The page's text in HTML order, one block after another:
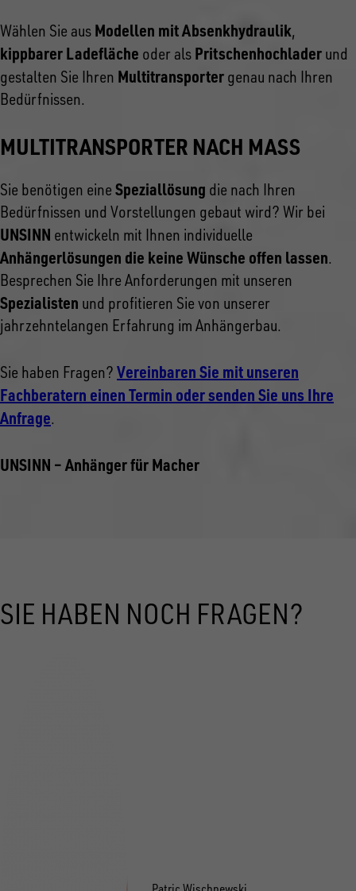
Wählen Sie aus Modellen mit Absenkhydraulik,
kippbarer Ladefläche oder als Pritschenhochlader und
gestalten Sie Ihren Multitransporter genau nach Ihren
Bedürfnissen.
MULTITRANSPORTER NACH MASS
Sie benötigen eine Speziallösung die nach Ihren
Bedürfnissen und Vorstellungen gebaut wird? Wir bei
UNSINN entwickeln mit Ihnen individuelle
Anhängerlösungen die keine Wünsche offen lassen.
Besprechen Sie Ihre Anforderungen mit unseren
Spezialisten und profitieren Sie von unserer
jahrzehntelangen Erfahrung im Anhängerbau.
Sie haben Fragen? Vereinbaren Sie mit unseren
Fachberatern einen Termin oder senden Sie uns Ihre
Anfrage.
UNSINN – Anhänger für Macher
SIE HABEN NOCH FRAGEN?